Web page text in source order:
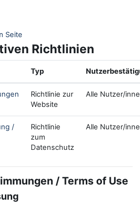
Seite
Richtlinien
Typ
Richtlinie zur
Website
Alle Nutzer/
/
Richtlinie
zum
Datenschutz
Alle Nutzer/
/ Terms of Use